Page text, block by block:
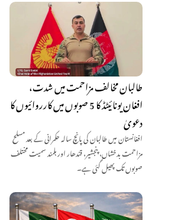
طالبان مخالف مزاحمت میں شدت،
افغان یونائیٹڈ کا 5 صوبوں میں کارروائیوں کا
دعویٰ
افغانستان میں طالبان کی پانچ سالہ حکمرانی کے بعد مسلح
مزاحمت بدخشاں، پنجشیر، قندھار اور ہلمند سمیت مختلف
صوبوں تک پھیل گئی ہے۔